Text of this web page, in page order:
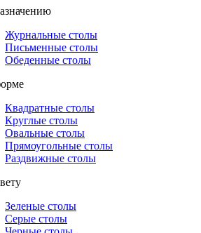
Журнальные столы
Письменные столы
Обеденные столы
Квадратные столы
Круглые столы
Овальные столы
Прямоугольные столы
Раздвижные столы
Зеленые столы
Серые столы